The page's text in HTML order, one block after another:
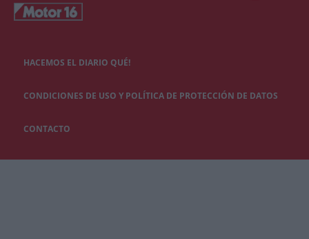
HACEMOS EL DIARIO QUÉ!
CONDICIONES DE USO Y POLÍTICA DE PROTECCIÓN DE DATOS
CONTACTO